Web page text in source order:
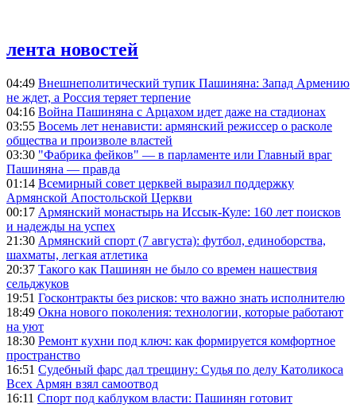
лента новостей
04:49 Внешнеполитический тупик Пашиняна: Запад Армению
не ждет, а Россия теряет терпение
04:16 Война Пашиняна с Арцахом идет даже на стадионах
03:55 Восемь лет ненависти: армянский режиссер о расколе
общества и произволе властей
03:30 "Фабрика фейков" — в парламенте или Главный враг
Пашиняна — правда
01:14 Всемирный совет церквей выразил поддержку
Армянской Апостольской Церкви
00:17 Армянский монастырь на Иссык-Куле: 160 лет поисков
и надежды на успех
21:30 Армянский спорт (7 августа): футбол, единоборства,
шахматы, легкая атлетика
20:37 Такого как Пашинян не было со времен нашествия
сельджуков
19:51 Госконтракты без рисков: что важно знать исполнителю
18:49 Окна нового поколения: технологии, которые работают
на уют
18:30 Ремонт кухни под ключ: как формируется комфортное
пространство
16:51 Судебный фарс дал трещину: Судья по делу Католикоса
Всех Армян взял самоотвод
16:11 Спорт под каблуком власти: Пашинян готовит